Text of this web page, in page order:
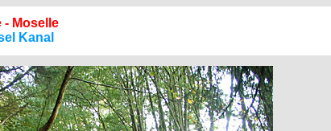
- Moselle
Kanal